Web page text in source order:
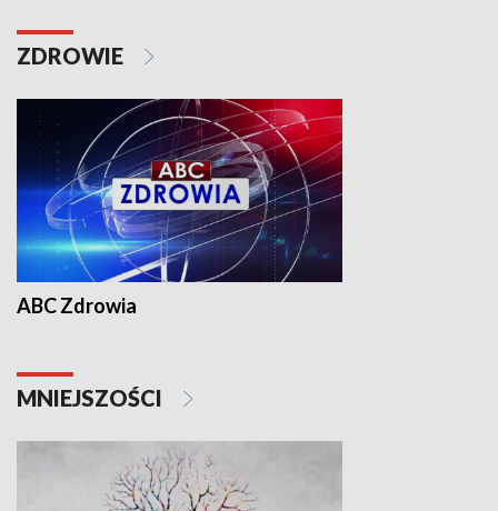
ZDROWIE
ABC Zdrowia
MNIEJSZOŚCI